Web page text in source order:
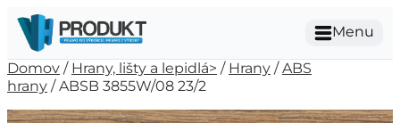
Menu
Domov / Hrany, lišty a lepidlá> / Hrany /ABS
hrany / ABSB 3855W/08 23/2